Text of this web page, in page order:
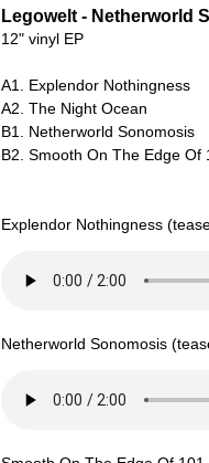
Legowelt - Netherworld
12" vinyl EP
A1. Explendor Nothingness
A2. The Night Ocean
B1. Netherworld Sonomosis
B2. Smooth On The Edge Of
Explendor Nothingness
Netherworld Sonomosis